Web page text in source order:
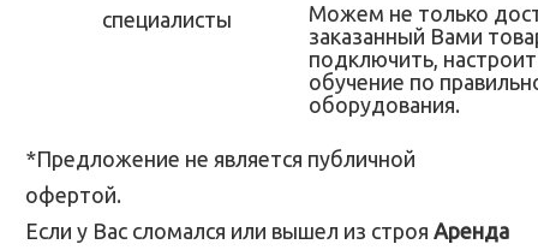
Можем не только
заказанный Вами
подключить,
обучение по
оборудования.
*Предложение не является публичной
офертой.
Если у Вас сломался или вышел из строя Аренда